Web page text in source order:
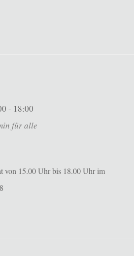
- 18:00
für alle
von 15.00 Uhr bis 18.00 Uhr im